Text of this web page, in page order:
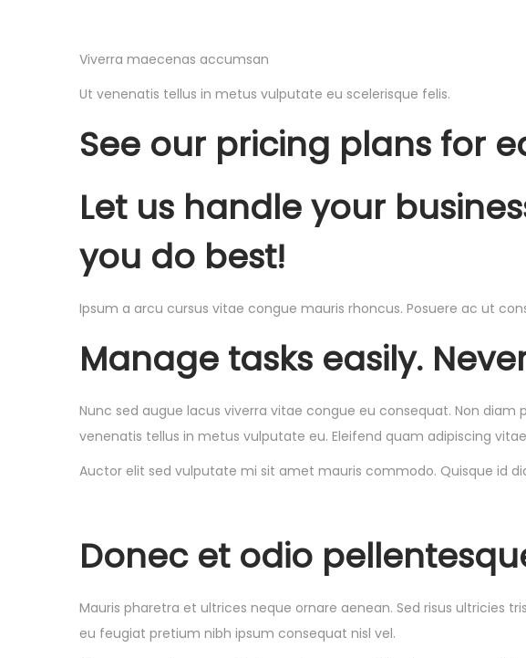
Viverra maecenas accumsan
Ut venenatis tellus in metus vulputate eu scelerisque felis.
See our pricing plans for
Let us handle your
you do best!
Ipsum a arcu cursus vitae congue mauris rhoncus. Posuere ac ut
Manage tasks easily.
Nunc sed augue lacus viverra vitae congue eu consequat. Non
venenatis tellus in metus vulputate eu. Eleifend quam adipiscing
Auctor elit sed vulputate mi sit amet mauris commodo. Quisque id
Donec et odio
Mauris pharetra et ultrices neque ornare aenean. Sed risus
eu feugiat pretium nibh ipsum consequat nisl vel.